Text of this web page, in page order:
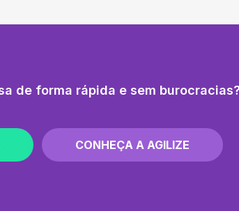
de forma rápida e sem
CONHEÇA A AGILIZE